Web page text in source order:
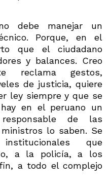
debe manejar un
Porque, en el
que el ciudadano
y balances. Creo
reclama gestos,
de justicia, quiere
ley siempre y que se
en el peruano un
de las
lo saben. Se
que
a la policía, a los
a todo el complejo